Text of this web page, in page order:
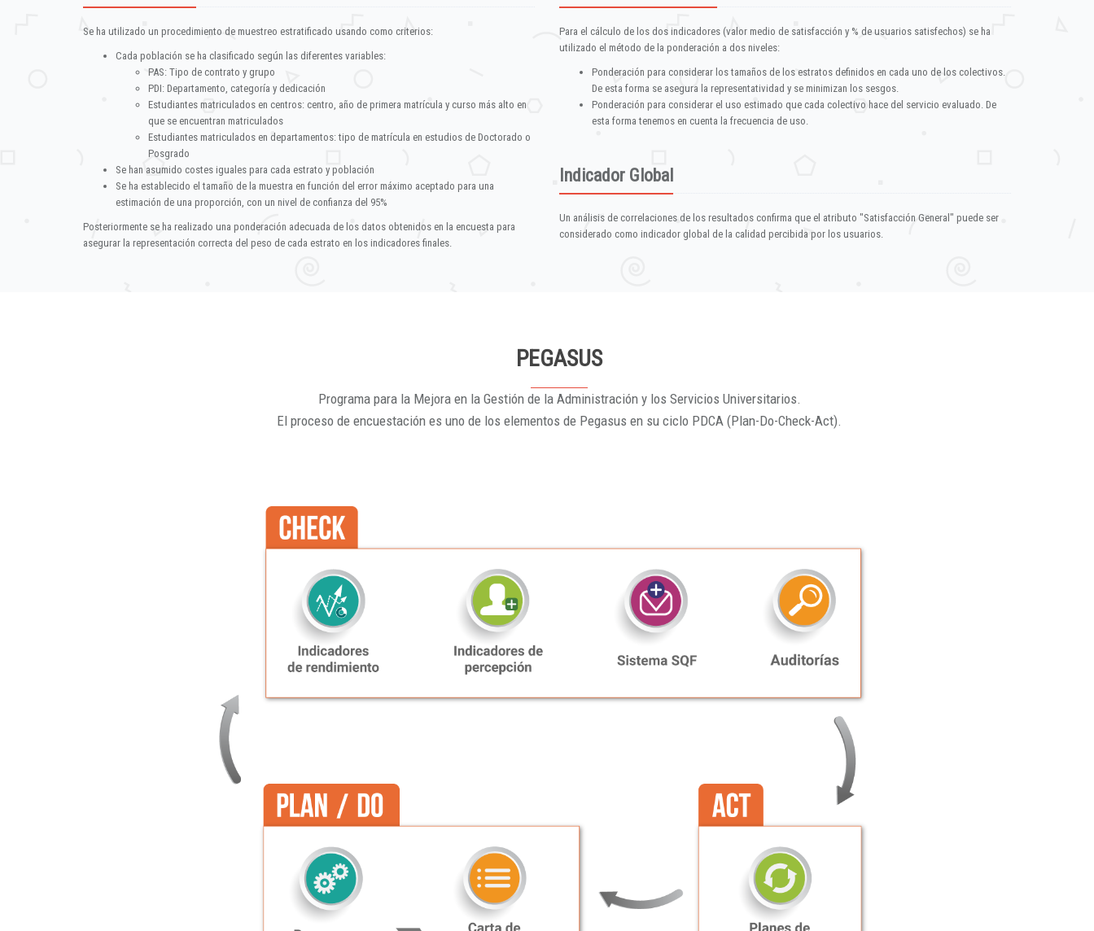
Se ha utilizado un procedimiento de muestreo estratificado usando como criterios:
Cada población se ha clasificado según las diferentes variables:
PAS: Tipo de contrato y grupo
PDI: Departamento, categoría y dedicación
Estudiantes matriculados en centros: centro, año de primera matrícula y curso más alto en
que se encuentran matriculados
Estudiantes matriculados en departamentos: tipo de matrícula en estudios de Doctorado o
Posgrado
Se han asumido costes iguales para cada estrato y población
Se ha establecido el tamaño de la muestra en función del error máximo aceptado para una
estimación de una proporción, con un nivel de confianza del 95%
Posteriormente se ha realizado una ponderación adecuada de los datos obtenidos en la encuesta para
asegurar la representación correcta del peso de cada estrato en los indicadores finales.
Para el cálculo de los dos indicadores (valor medio de satisfacción y % de usuarios satisfechos) se ha
utilizado el método de la ponderación a dos niveles:
Ponderación para considerar los tamaños de los estratos definidos en cada uno de los colectivos.
De esta forma se asegura la representatividad y se minimizan los sesgos.
Ponderación para considerar el uso estimado que cada colectivo hace del servicio evaluado. De
esta forma tenemos en cuenta la frecuencia de uso.
Indicador Global
Un análisis de correlaciones de los resultados confirma que el atributo "Satisfacción General" puede ser
considerado como indicador global de la calidad percibida por los usuarios.
PEGASUS
Programa para la Mejora en la Gestión de la Administración y los Servicios Universitarios.
El proceso de encuestación es uno de los elementos de Pegasus en su ciclo PDCA (Plan-Do-Check-Act).